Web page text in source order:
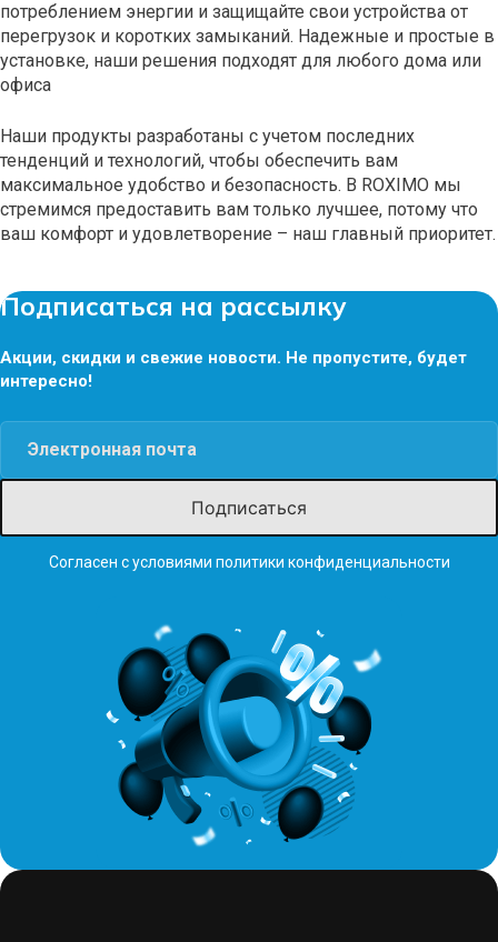
потреблением энергии и защищайте свои устройства от
перегрузок и коротких замыканий. Надежные и простые в
установке, наши решения подходят для любого дома или
офиса
Наши продукты разработаны с учетом последних
тенденций и технологий, чтобы обеспечить вам
максимальное удобство и безопасность. В ROXIMO мы
стремимся предоставить вам только лучшее, потому что
ваш комфорт и удовлетворение – наш главный приоритет.
Подписаться на рассылку
Акции, скидки и свежие новости. Не пропустите, будет
интересно!
Согласен с условиями политики конфиденциальности